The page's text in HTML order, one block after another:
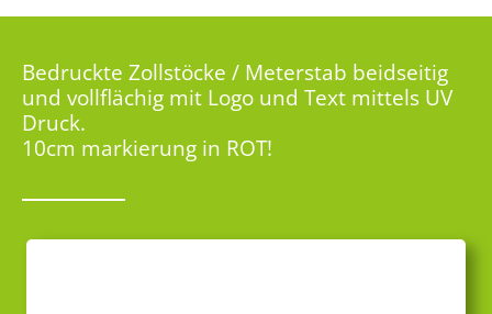
Bedruckte Zollstöcke / Meterstab beidseitig
und vollflächig mit Logo und Text mittels UV
Druck.
10cm markierung in ROT!